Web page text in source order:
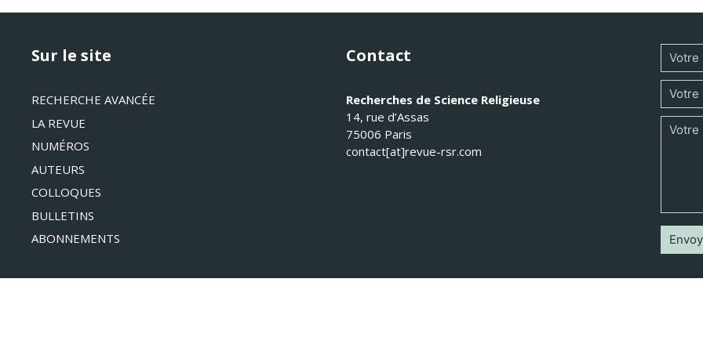
Sur le site
RECHERCHE AVANCÉE
LA REVUE
NUMÉROS
AUTEURS
COLLOQUES
BULLETINS
ABONNEMENTS
Contact
Recherches de Science Religieuse
14, rue d’Assas
75006 Paris
contact[at]revue-rsr.com